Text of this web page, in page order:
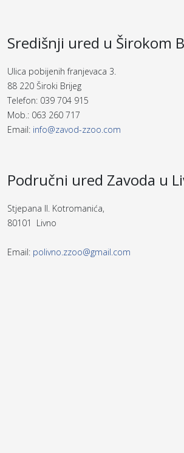
Središnji ured u Širokom
Ulica pobijenih franjevaca 3.
88 220 Široki Brijeg
Telefon: 039 704 915
Mob.: 063 260 717
Email: info@zavod-zzoo.com
Područni ured Zavoda u
Stjepana II. Kotromanića,
80101 Livno
Email: polivno.zzoo@gmail.com